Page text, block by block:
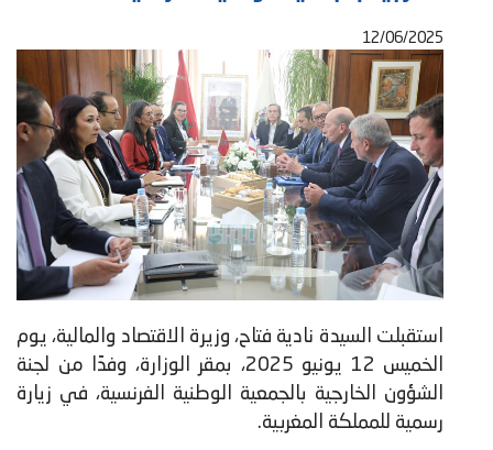
12/06/2025
استقبلت السيدة نادية فتاح، وزيرة الاقتصاد والمالية، يوم
الخميس 12 يونيو 2025، بمقر الوزارة، وفدًا من لجنة
الشؤون الخارجية بالجمعية الوطنية الفرنسية، في زيارة
رسمية للمملكة المغربية.